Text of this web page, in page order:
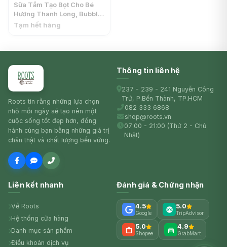
Sữa Tắm Tạo Bọt Cho Bé
Hương Thanh Long, Bubble
Bath with Extract of Dragon
Tạm hết hàng
Roots tin rằng những lựa chọn
nhỏ mỗi ngày sẽ tạo nên một
cuộc sống tốt đẹp hơn, đồng
hành cùng bạn bằng những giá trị
chân thật và chất lượng bền vững.
Thông tin liên hệ
237 - 239 - 241 Nguyễn Công
Trứ, P.Bến Thành, TP.HCM
082 333 6868
shop@roots.vn
07:00 - 21:00 (Thứ 2 - Chủ
Nhật)
Liên kết nhanh
Về Roots
Hệ thống cửa hàng
Danh mục sản phẩm
Điều khoản dịch vụ
Đánh giá & Chứng nhận
4.5
Google
5.0
TripAdvisor
5.0
Shopee
4.9
GrabMart